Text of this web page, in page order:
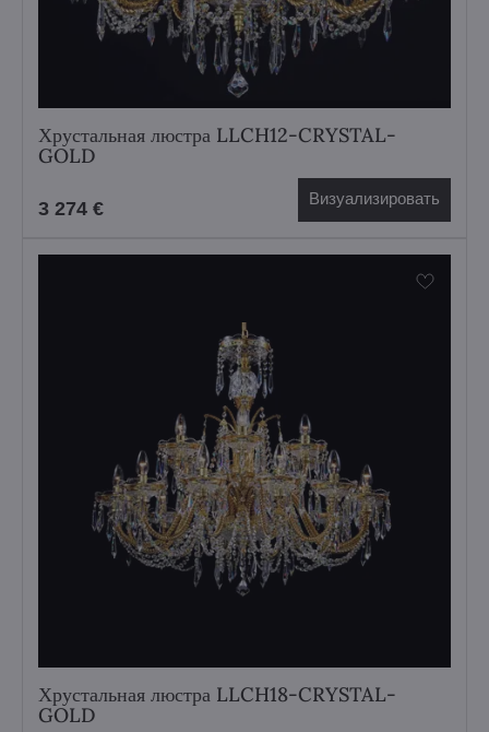
Хрустальная люстра LLCH12-CRYSTAL-
GOLD
3 274 € Визуализировать
Хрустальная люстра LLCH18-CRYSTAL-
GOLD